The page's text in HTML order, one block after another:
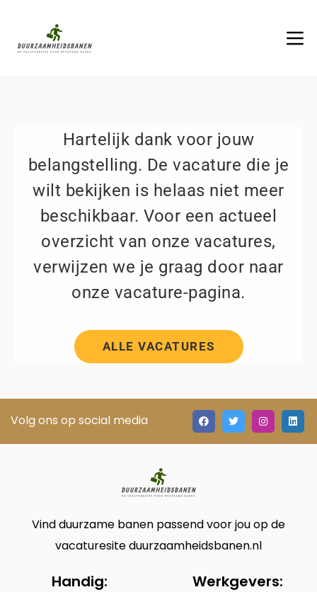
Hartelijk dank voor jouw
belangstelling. De vacature die je
wilt bekijken is helaas niet meer
beschikbaar. Voor een actueel
overzicht van onze vacatures,
verwijzen we je graag door naar
onze vacature-pagina.
ALLE VACATURES
Volg ons op social media
Vind duurzame banen passend voor jou op de
vacaturesite duurzaamheidsbanen.nl
Handig: Werkgevers: